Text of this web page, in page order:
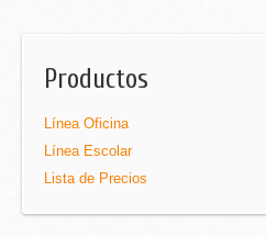
Productos
Línea Oficina
Línea Escolar
Lista de Precios